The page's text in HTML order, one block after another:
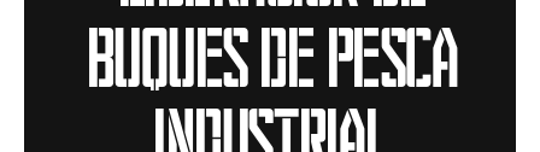
buques de pesca
industrial